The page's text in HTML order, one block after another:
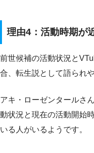
理由4：活動時期が
前世候補の活動状況と
合、転生説として語られ
アキ・ローゼンタールさ
動状況と現在の活動開始
いる人がいるようです。